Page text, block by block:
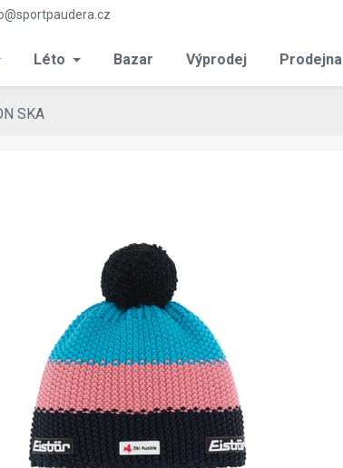
Léto Bazar Výprodej Prodejna
SKA